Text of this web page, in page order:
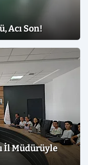
Acı Son!
İl Müdürüyle